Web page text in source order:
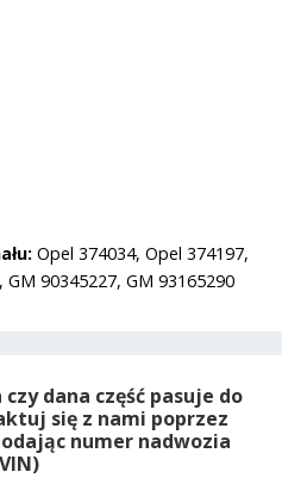
Opel 374034, Opel 374197,
90345227, GM 93165290
dana część pasuje do
się z nami poprzez
numer nadwozia